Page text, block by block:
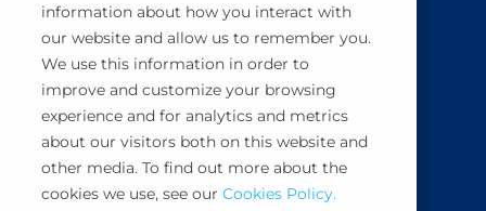
information about how you interact with
our website and allow us to remember you.
We use this information in order to
improve and customize your browsing
experience and for analytics and metrics
about our visitors both on this website and
other media. To find out more about the
cookies we use, see our Cookies Policy.
BuyCo simplifie, sécurise et automatise
la gestion des expéditions de conteneurs.
Démo Gratuite